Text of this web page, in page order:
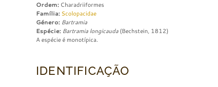
Ordem: Charadriiformes
Família: Scolopacidae
Género: Bartramia
Espécie: Bartramia longicauda(Bechstein, 1812)
A espécie é monotípica.
IDENTIFICAÇÃO